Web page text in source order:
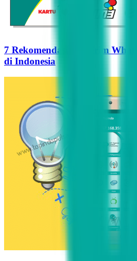
7 Rekomendasi Pengirim
di Indonesia